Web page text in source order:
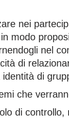
nei
modo
nel
di
identità di
che
di controllo,